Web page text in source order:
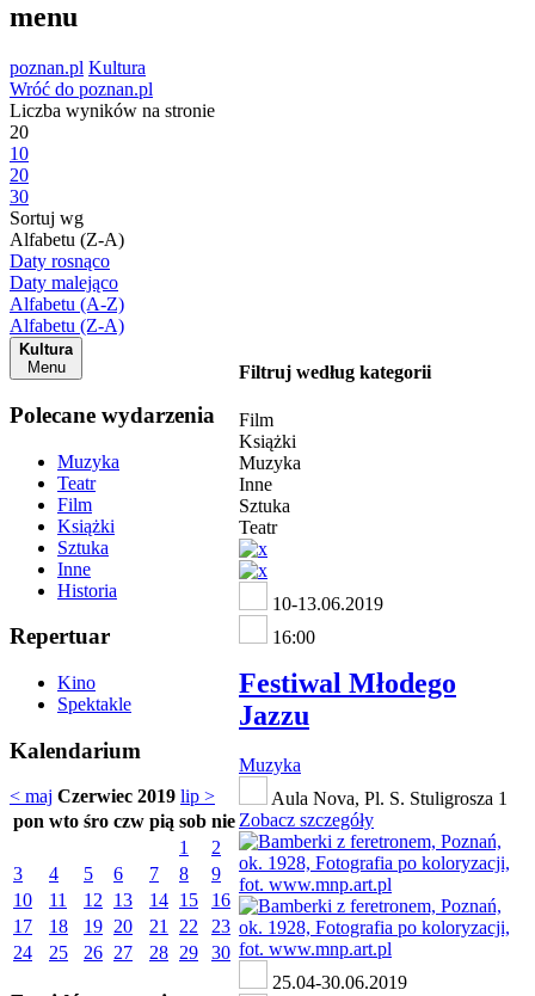
menu
poznan.pl Kultura
Wróć do poznan.pl
Liczba wyników na stronie
20
10
20
30
Sortuj wg
Alfabetu (Z-A)
Daty rosnąco
Daty malejąco
Alfabetu (A-Z)
Alfabetu (Z-A)
Kultura
Menu
Polecane wydarzenia
Muzyka
Teatr
Film
Książki
Sztuka
Inne
Historia
Repertuar
Kino
Spektakle
Kalendarium
< maj Czerwiec 2019 lip >
pon wto śro czw pią sob nie
1
2
3
4 5 6 7 8
9
10
11 12 13 14 15
16
17
18 19 20 21 22
23
24
25 26 27 28 29 30
Filtruj według kategorii
Film
Książki
Muzyka
Inne
Sztuka
Teatr
10-13.06.2019
16:00
Festiwal Młodego
Jazzu
Muzyka
Aula Nova, Pl. S. Stuligrosza 1
Zobacz szczegóły
25.04-30.06.2019